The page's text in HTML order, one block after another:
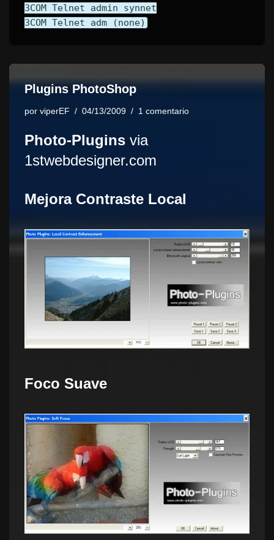
3COM Telnet admin synnet
3COM Telnet adm (none)
Plugins PhotoShop
por viperEF 04/13/2009 1 comentario
Photo-Plugins via
1stwebdesigner.com
Mejora Contraste Local
Foco Suave